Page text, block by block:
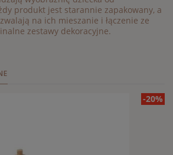
produkt jest starannie zapakowany, a
na ich mieszanie i łączenie ze
zestawy dekoracyjne.
-20%